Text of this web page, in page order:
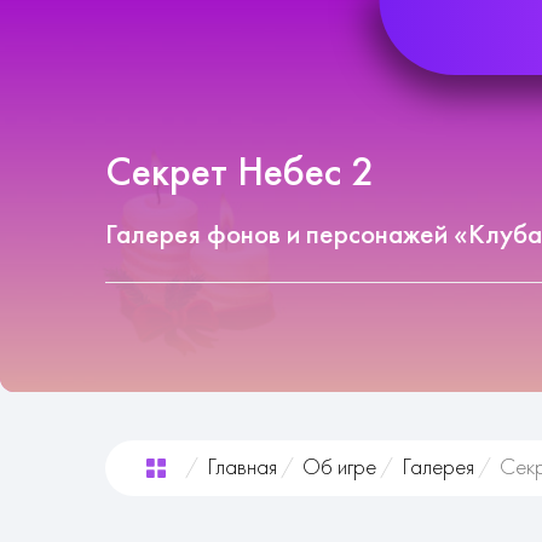
Секрет Небес 2
Галерея фонов и персонажей
Главная Об игре Галерея